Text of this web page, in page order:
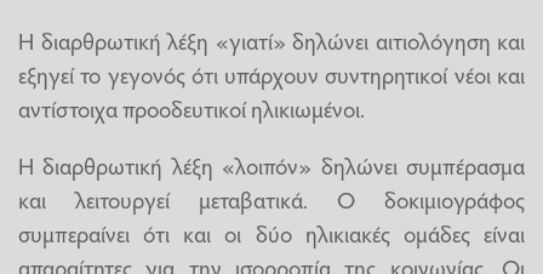
Η διαρθρωτική λέξη «γιατί» δηλώνει αιτιολόγηση και
εξηγεί το γεγονός ότι υπάρχουν συντηρητικοί νέοι και
αντίστοιχα προοδευτικοί ηλικιωμένοι.
Η διαρθρωτική λέξη «λοιπόν» δηλώνει συμπέρασμα
και λειτουργεί μεταβατικά. Ο δοκιμιογράφος
συμπεραίνει ότι και οι δύο ηλικιακές ομάδες είναι
απαραίτητες για την ισορροπία της κοινωνίας. Οι